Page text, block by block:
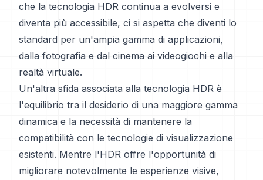
che la tecnologia HDR continua a evolversi e
diventa più accessibile, ci si aspetta che diventi lo
standard per un'ampia gamma di applicazioni,
dalla fotografia e dal cinema ai videogiochi e alla
realtà virtuale.
Un'altra sfida associata alla tecnologia HDR è
l'equilibrio tra il desiderio di una maggiore gamma
dinamica e la necessità di mantenere la
compatibilità con le tecnologie di visualizzazione
esistenti. Mentre l'HDR offre l'opportunità di
migliorare notevolmente le esperienze visive,